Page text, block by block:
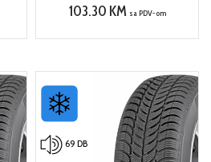
103.30 KM sa PDV-om
69 DB